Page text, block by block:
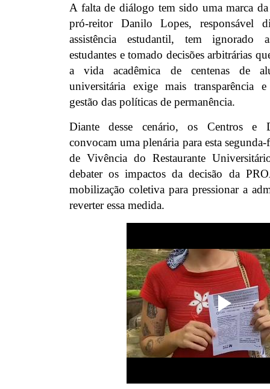
A falta de diálogo tem sido uma marca
pró-reitor Danilo Lopes, responsável
assistência estudantil, tem ignorado
estudantes e tomado decisões arbitrárias
a vida acadêmica de centenas de
universitária exige mais transparência
gestão das políticas de permanência.
Diante desse cenário, os Centros e
convocam uma plenária para esta
de Vivência do Restaurante
debater os impactos da decisão da
mobilização coletiva para pressionar a
reverter essa medida.